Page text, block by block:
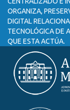
ORGANIZA,
DIGITAL
TECNOLÓGICA DE
QUE ESTA ACTÚA.